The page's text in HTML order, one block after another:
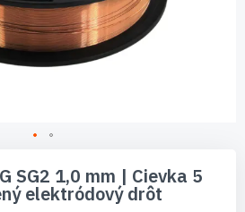
SG2 1,0 mm | Cievka 5
elektródový drôt